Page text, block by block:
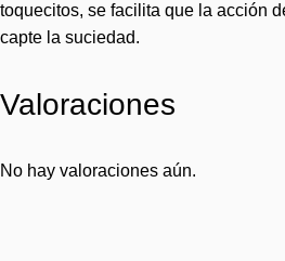
toquecitos, se facilita que la acción
capte la suciedad.
Valoraciones
No hay valoraciones aún.